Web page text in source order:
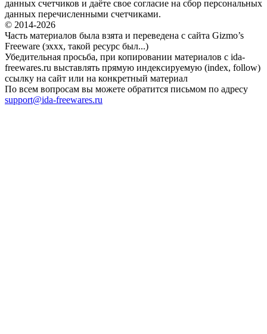
данных счетчиков и даёте свое согласие на сбор персональных
данных перечисленными счетчиками.
© 2014-2026
Часть материалов была взята и переведена с сайта Gizmo’s
Freeware (эххх, такой ресурс был...)
Убедительная просьба, при копировании материалов с ida-
freewares.ru выставлять прямую индексируемую (index, follow)
ссылку на сайт или на конкретный материал
По всем вопросам вы можете обратится письмом по адресу
support@ida-freewares.ru